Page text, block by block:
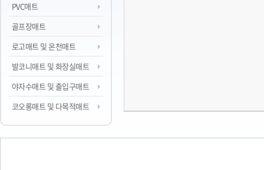
PVC매트
골프장매트
로고매트 및 온천매트
발코니매트 및 화장실매트
야자수매트 및 출입구매트
코오롱매트 및 다목적매트